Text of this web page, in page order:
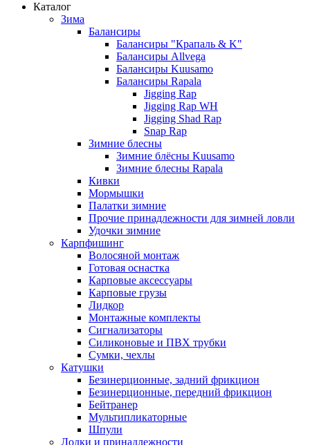
Каталог
Зима
Балансиры
Балансиры "Крапаль & K"
Балансиры Allvega
Балансиры Kuusamo
Балансиры Rapala
Jigging Rap
Jigging Rap WH
Jigging Shad Rap
Snap Rap
Зимние блесны
Зимние блёсны Kuusamo
Зимние блесны Rapala
Кивки
Мормышки
Палатки зимние
Прочие принадлежности для зимней ловли
Удочки зимние
Карпфишинг
Волосяной монтаж
Готовая оснастка
Карповые аксессуары
Карповые грузы
Лидкор
Монтажные комплекты
Сигнализаторы
Силиконовые и ПВХ трубки
Сумки, чехлы
Катушки
Безинерционные, задний фрикцион
Безинерционные, передний фрикцион
Бейтранер
Мультипликаторные
Шпули
Лодки и принадлежности